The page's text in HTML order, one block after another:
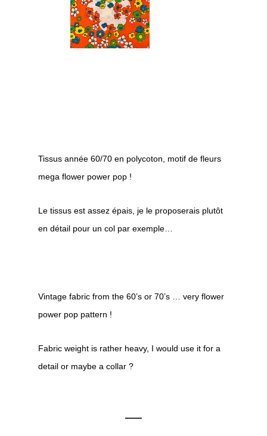
Tissus année 60/70 en polycoton, motif de fleurs
mega flower power pop !
Le tissus est assez épais, je le proposerais plutôt
en détail pour un col par exemple…
Vintage fabric from the 60’s or 70’s … very flower
power pop pattern !
Fabric weight is rather heavy, I would use it for a
detail or maybe a collar ?